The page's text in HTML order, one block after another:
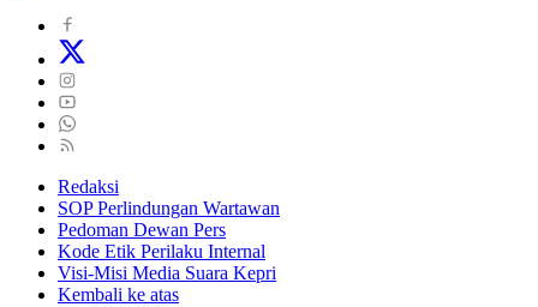
Redaksi
SOP Perlindungan Wartawan
Pedoman Dewan Pers
Kode Etik Perilaku Internal
Visi-Misi Media Suara Kepri
Kembali ke atas